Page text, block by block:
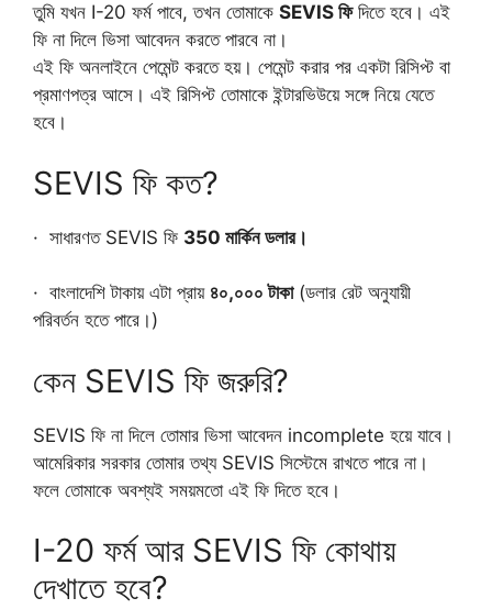
তুমি যখন I-20 ফর্ম পাবে, তখন তোমাকে SEVIS ফিদিতে হবে। এই
ফি না দিলে ভিসা আবেদন করতে পারবে না।
এই ফি অনলাইনে পেমেন্ট করতে হয়। পেমেন্ট করার পর একটা রিসিপ্ট বা
প্রমাণপত্র আসে। এই রিসিপ্ট তোমাকে ইন্টারভিউয়ে সঙ্গে নিয়ে যেতে
হবে।
SEVIS ফি কত?
· সাধারণত SEVIS ফি 350 মার্কিনডলার।
· বাংলাদেশি টাকায় এটা প্রায় ৪০,০০০টাকা(ডলার রেট অনুযায়ী
পরিবর্তন হতে পারে।)
কেন SEVIS ফি জরুরি?
SEVIS ফি না দিলে তোমার ভিসা আবেদন incomplete হয়ে যাবে।
আমেরিকার সরকার তোমার তথ্য SEVIS সিস্টেমে রাখতে পারে না।
ফলে তোমাকে অবশ্যই সময়মতো এই ফি দিতে হবে।
I-20 ফর্ম আর SEVIS ফি কোথায়
দেখাতে হবে?